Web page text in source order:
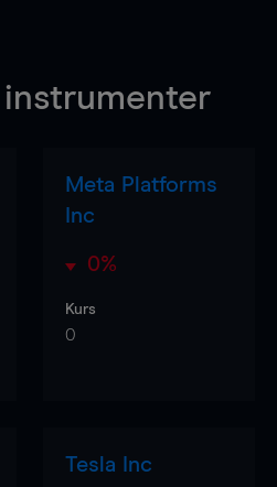
instrumenter
Meta Platforms
Inc
0%
Kurs
0
Tesla Inc